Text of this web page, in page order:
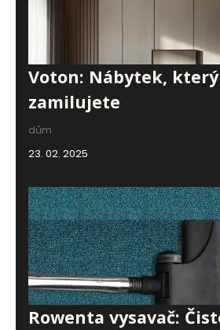
Voton: Nábytek,
zamilujete
dům
23. 02. 2025
Rowenta vysavač: